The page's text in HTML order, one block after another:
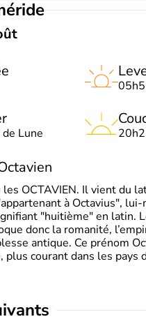
Lune
OCTAVIEN. Il vient du
à Octavius",
"huitième" en latin.
donc la romanité,
antique. Ce prénom
plus courant dans les pays